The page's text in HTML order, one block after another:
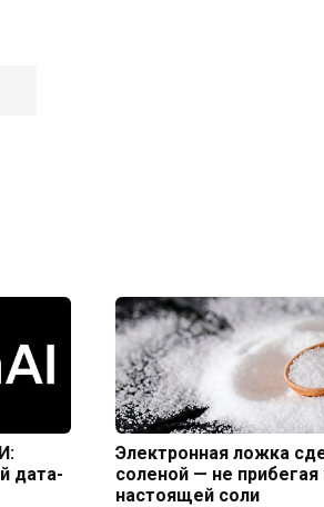
дата-
Электронная ложка
соленой — не прибегая
настоящей соли